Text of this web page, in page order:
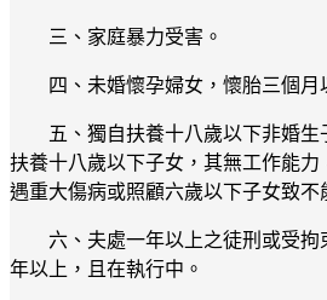
三、家庭暴力受害。
四、未婚懷孕婦女，懷胎三個月
五、獨自扶養十八歲以下非婚
扶養十八歲以下子女，其無工作能
遇重大傷病或照顧六歲以下子女致不
六、夫處一年以上之徒刑或受
年以上，且在執行中。